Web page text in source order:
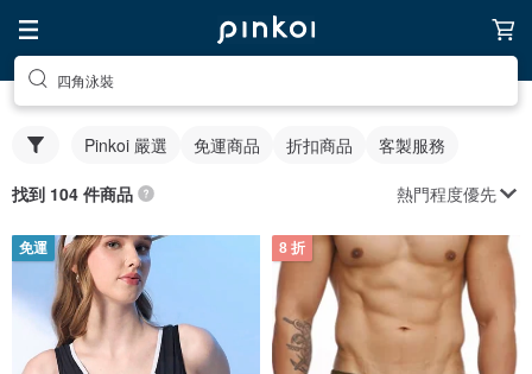
四角泳裝
Pinkoi 嚴選 免運商品 折扣商品 客製服務
找到 104 件商品 熱門程度優先
免運 8 折